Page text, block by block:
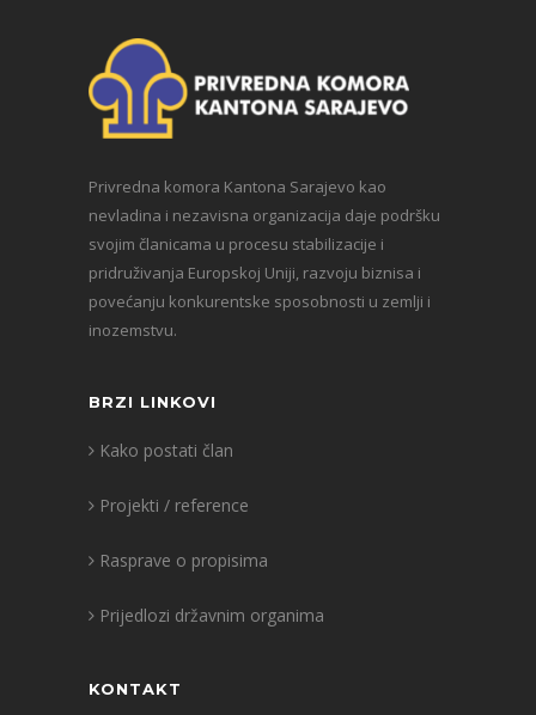
Privredna komora Kantona Sarajevo kao
nevladina i nezavisna organizacija daje podršku
svojim članicama u procesu stabilizacije i
pridruživanja Europskoj Uniji, razvoju biznisa i
povećanju konkurentske sposobnosti u zemlji i
inozemstvu.
BRZI LINKOVI
Kako postati član
Projekti / reference
Rasprave o propisima
Prijedlozi državnim organima
KONTAKT